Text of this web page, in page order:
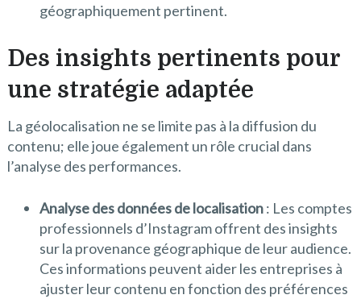
géographiquement pertinent.
Des insights pertinents pour
une stratégie adaptée
La géolocalisation ne se limite pas à la diffusion du
contenu; elle joue également un rôle crucial dans
l’analyse des performances.
Analyse des données de localisation: Les comptes
professionnels d’Instagram offrent des insights
sur la provenance géographique de leur audience.
Ces informations peuvent aider les entreprises à
ajuster leur contenu en fonction des préférences